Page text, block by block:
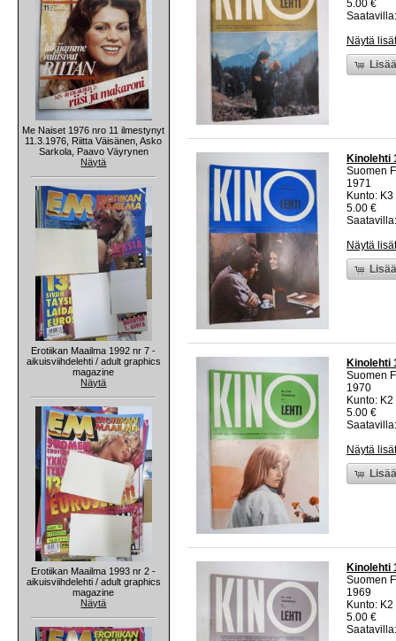
Me Naiset 1976 nro 11 ilmestynyt
11.3.1976, Riitta Väisänen, Asko
Sarkola, Paavo Väyrynen
Näytä
Erotiikan Maailma 1992 nr 7 -
aikuisviihdelehti / adult graphics
magazine
Näytä
Erotiikan Maailma 1993 nr 2 -
aikuisviihdelehti / adult graphics
magazine
Näytä
5.00 €
Näytä
Kinolehti
Suomen
1971
Kunto:
5.00 €
Näytä
Kinolehti
Suomen
1970
Kunto:
5.00 €
Näytä
Kinolehti
Suomen
1969
Kunto:
5.00 €